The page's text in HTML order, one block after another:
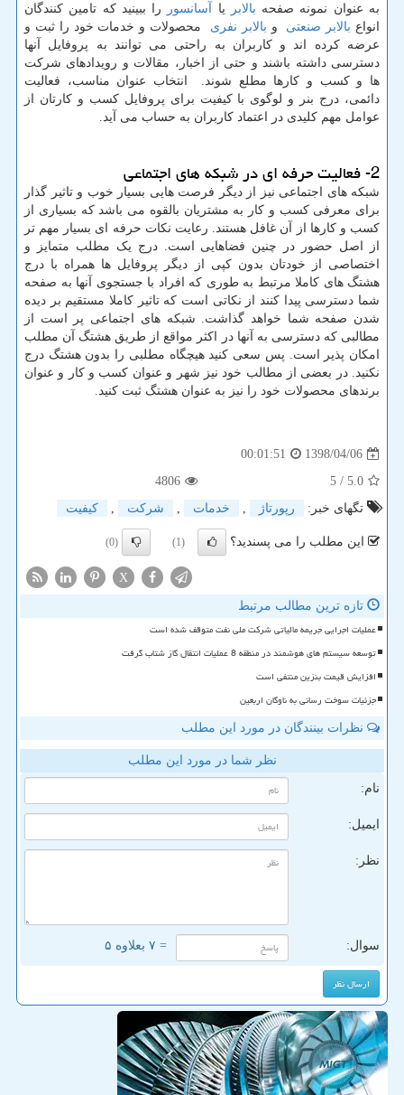
به عنوان نمونه صفحه بالابر یا آسانسور
را ببینید که تامین کنندگان
انواع بالابر صنعتی و بالابر نفری محصولات و خدمات خود را ثبت و
عرضه کرده اند و کاربران به راحتی می توانند به پروفایل آنها
دسترسی داشته باشند و حتی از اخبار، مقالات و رویدادهای شرکت
ها و کسب و کارها مطلع شوند. انتخاب عنوان مناسب، فعالیت
دائمی، درج بنر و لوگوی با کیفیت برای پروفایل کسب و کارتان از
عوامل مهم کلیدی در اعتماد کاربران به حساب می آید.
2- فعالیت حرفه ای در شبکه های اجتماعی
شبکه های اجتماعی نیز از دیگر فرصت هایی بسیار خوب و تاثیر گذار
برای معرفی کسب و کار به مشتریان بالقوه می باشد که بسیاری از
کسب و کارها از آن غافل هستند. رعایت نکات حرفه ای بسیار مهم تر
از اصل حضور در چنین فضاهایی است. درج یک مطلب متمایز و
اختصاصی از خودتان بدون کپی از دیگر پروفایل ها همراه با درج
هشتگ های کاملا مرتبط به طوری که افراد با جستجوی آنها به صفحه
شما دسترسی پیدا کنند از نکاتی است که تاثیر کاملا مستقیم بر دیده
شدن صفحه شما خواهد گذاشت. شبکه های اجتماعی پر است از
مطالبی که دسترسی به آنها در اکثر مواقع از طریق هشتگ آن مطلب
امکان پذیر است. پس سعی کنید هیچگاه مطلبی را بدون هشتگ درج
نکنید. در بعضی از مطالب خود نیز شهر و عنوان کسب و کار و عنوان
برندهای محصولات خود را نیز به عنوان هشتگ ثبت کنید.
1398/04/06
00:01:51
5.0
/ 5
4806
تگهای خبر:
رپورتاژ , خدمات , شركت , كیفیت
این مطلب را می پسندید؟ (1)
(0)
X
تازه ترین مطالب مرتبط
عملیات اجرایی جریمه مالیاتی شرکت ملی نفت متوقف شده است
توسعه سیستم های هوشمند در منطقه 8 عملیات انتقال گاز شتاب گرفت
افزایش قیمت بنزین منتفی است
جزئیات سوخت رسانی به ناوگان اربعین
نظرات بینندگان در مورد این مطلب
نظر شما در مورد این مطلب
نام:
ایمیل:
نظر:
سوال: = ۷ بعلاوه ۵